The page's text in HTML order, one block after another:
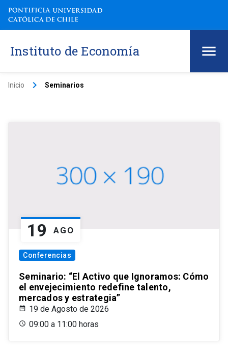
Instituto de Economía
Inicio keyboard_arrow_right Seminarios
19 AGO
Conferencias
Seminario: “El Activo que Ignoramos: Cómo
el envejecimiento redefine talento,
mercados y estrategia”
19 de Agosto de 2026
09:00 a 11:00 horas